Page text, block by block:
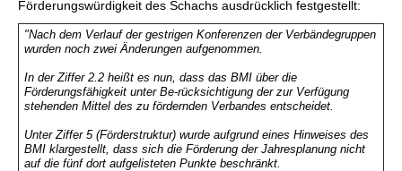
Förderungswürdigkeit des Schachs ausdrücklich festgestellt:
"Nach dem Verlauf der gestrigen Konferenzen der Verbändegruppen
wurden noch zwei Änderungen aufgenommen.
In der Ziffer 2.2 heißt es nun, dass das BMI über die
Förderungsfähigkeit unter Be-rücksichtigung der zur Verfügung
stehenden Mittel des zu fördernden Verbandes entscheidet.
Unter Ziffer 5 (Förderstruktur) wurde aufgrund eines Hinweises des
BMI klargestellt, dass sich die Förderung der Jahresplanung nicht
auf die fünf dort aufgelisteten Punkte beschränkt.